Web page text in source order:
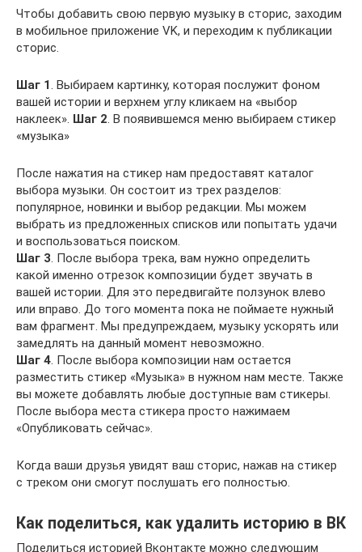
Чтобы добавить свою первую музыку в сторис, заходим
в мобильное приложение VK, и переходим к публикации
сторис.
Шаг 1. Выбираем картинку, которая послужит фоном
вашей истории и верхнем углу кликаем на «выбор
наклеек». Шаг 2. В появившемся меню выбираем стикер
«музыка»
После нажатия на стикер нам предоставят каталог
выбора музыки. Он состоит из трех разделов:
популярное, новинки и выбор редакции. Мы можем
выбрать из предложенных списков или попытать удачи
и воспользоваться поиском.
Шаг 3. После выбора трека, вам нужно определить
какой именно отрезок композиции будет звучать в
вашей истории. Для это передвигайте ползунок влево
или вправо. До того момента пока не поймаете нужный
вам фрагмент. Мы предупреждаем, музыку ускорять или
замедлять на данный момент невозможно.
Шаг 4. После выбора композиции нам остается
разместить стикер «Музыка» в нужном нам месте. Также
вы можете добавлять любые доступные вам стикеры.
После выбора места стикера просто нажимаем
«Опубликовать сейчас».
Когда ваши друзья увидят ваш сторис, нажав на стикер
с треком они смогут послушать его полностью.
Как поделиться, как удалить историю в ВК
Поделиться историей Вконтакте можно следующим